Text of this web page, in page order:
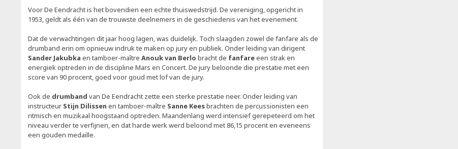
Voor De Eendracht is het bovendien een echte thuiswedstrijd. De vereniging, opgericht in
1953, geldt als één van de trouwste deelnemers in de geschiedenis van het evenement.
Dat de verwachtingen dit jaar hoog lagen, was duidelijk. Toch slaagden zowel de fanfare als de
drumband erin om opnieuw indruk te maken op jury en publiek. Onder leiding van dirigent
Sander Jakubka en tamboer-maître Anouk van Berlo bracht de fanfareeen strak en
energiek optreden in de discipline Mars en Concert. De jury beloonde die prestatie met een
score van 90 procent, goed voor goud met lof van de jury.
Ook de drumband van De Eendracht zette een sterke prestatie neer. Onder leiding van
instructeur Stijn Dilissen en tamboer-maître Sanne Keesbrachten de percussionisten een
ritmisch en muzikaal hoogstaand optreden. Maandenlang werd intensief gerepeteerd om het
niveau verder te verfijnen, en dat harde werk werd beloond met 86,15 procent en eveneens
een gouden medaille.